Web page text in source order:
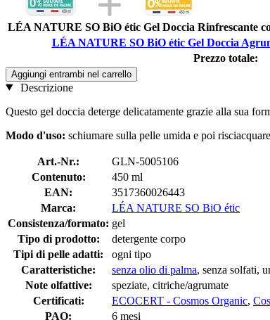
LÉA NATURE SO BiO étic Gel Doccia Rinfrescante
LÉA NATURE SO BiO étic Gel Doccia
Prezzo totale:
Aggiungi entrambi nel carrello
Descrizione
Questo gel doccia deterge delicatamente grazie alla sua
Modo d'uso: schiumare sulla pelle umida e poi
Art.-Nr.:
GLN-5005106
Contenuto:
450 ml
EAN:
3517360026443
Marca:
LÉA NATURE SO BiO étic
Consistenza/formato: gel
Tipo di prodotto:
detergente corpo
Tipi di pelle adatti:
ogni tipo
Caratteristiche:
senza olio di palma, senza solfati,
Note olfattive:
speziate, citriche/agrumate
Certificati:
ECOCERT - Cosmos Organic,
PAO:
6 mesi